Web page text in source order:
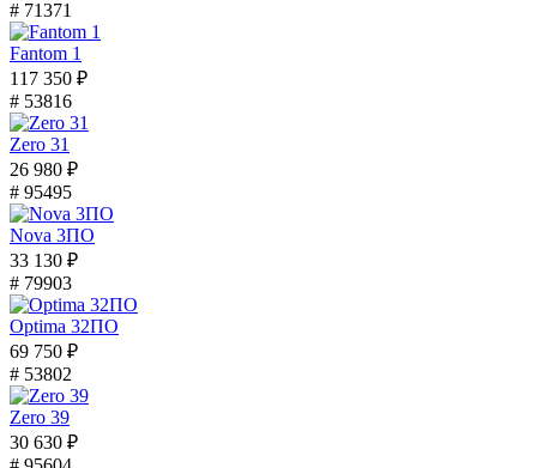
# 71371
Fantom 1
117 350 ₽
# 53816
Zero 31
26 980 ₽
# 95495
Nova 3ПО
33 130 ₽
# 79903
Optima 32ПО
69 750 ₽
# 53802
Zero 39
30 630 ₽